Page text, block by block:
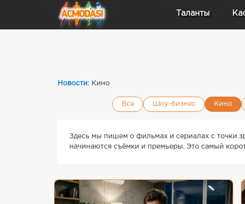
Таланты
Новости: Кино
Все Шоу-бизнес Кино
Здесь мы пишем о фильмах и сериалах с точки
начинаются съёмки и премьеры. Это самый